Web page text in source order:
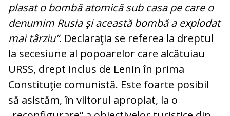
plasat o bombă atomică sub casa pe care o
denumim Rusia şi această bombă a explodat
mai târziu“. Declaraţia se referea la dreptul
la secesiune al popoarelor care alcătuiau
URSS, drept inclus de Lenin în prima
Constituţie comunistă. Este foarte posibil
să asistăm, în viitorul apropiat, la o